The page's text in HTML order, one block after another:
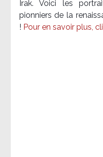
Irak. Voici les
pionniers de la
! Pour en savoir plus,